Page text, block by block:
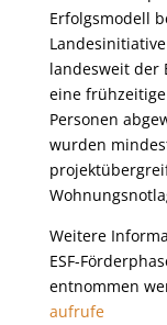
Erfolgsmodell
landesweit der
eine
Personen
wurden
Weitere
ESF-
entnommen
aufrufe